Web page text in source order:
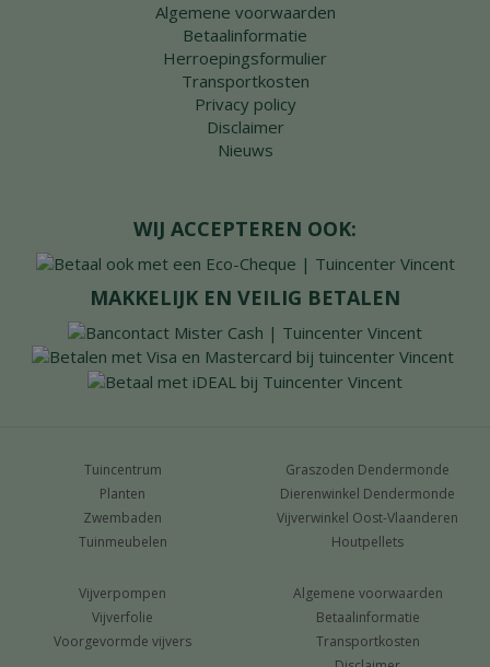
Algemene voorwaarden
Betaalinformatie
Herroepingsformulier
Transportkosten
Privacy policy
Disclaimer
Nieuws
WIJ ACCEPTEREN OOK:
MAKKELIJK EN VEILIG BETALEN
Tuincentrum
Planten
Zwembaden
Tuinmeubelen
Graszoden Dendermonde
Dierenwinkel Dendermonde
Vijverwinkel Oost-Vlaanderen
Houtpellets
Vijverpompen
Vijverfolie
Voorgevormde vijvers
Algemene voorwaarden
Betaalinformatie
Transportkosten